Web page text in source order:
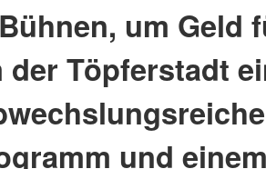
um Geld
der Töpferstadt
und